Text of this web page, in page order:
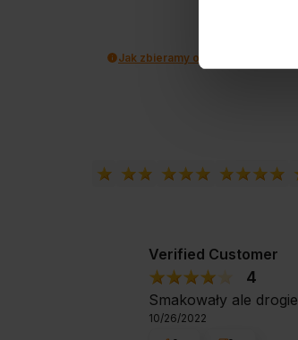
Jak zbieramy opinie?
Verified Customer
4
Smakowały ale drogie
10/26/2022